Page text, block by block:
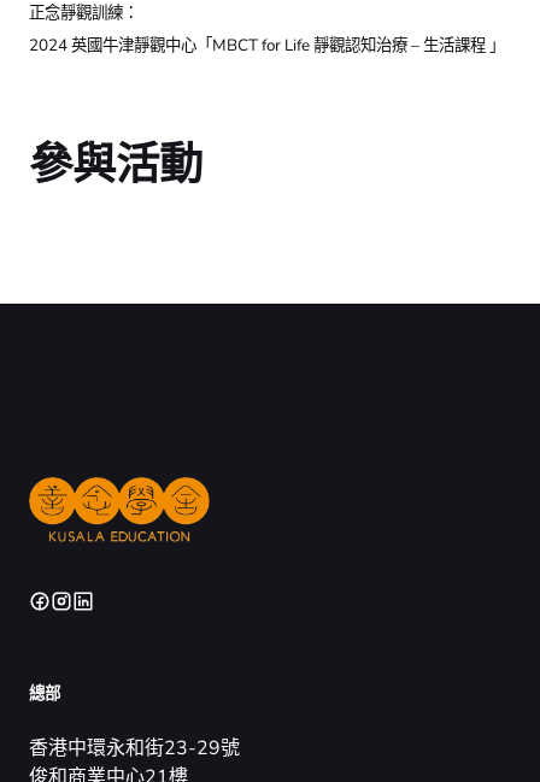
正念靜觀訓練：
2024 英國牛津靜觀中心「MBCT for Life 靜觀認知治療 – 生活課程 」
參與活動
總部
香港中環永和街23-29號